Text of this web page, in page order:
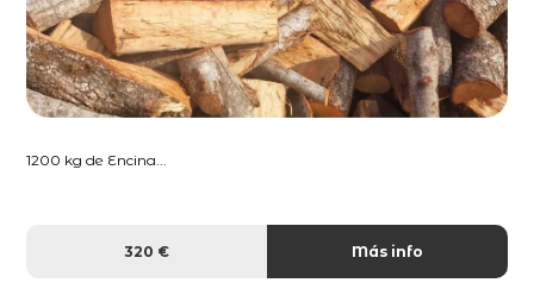
1200 kg de Encina...
320 € Más info